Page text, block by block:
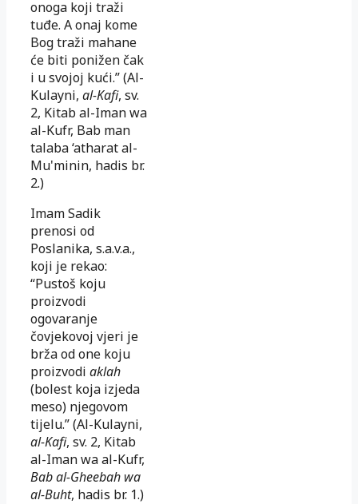
onoga koji traži
tuđe. A onaj kome
Bog traži mahane
će biti ponižen čak
i u svojoj kući.” (Al-
Kulayni, al-Kafi, sv.
2, Kitab al-Iman wa
al-Kufr, Bab man
talaba ‘atharat al-
Mu'minin, hadis br.
2.)
Imam Sadik
prenosi od
Poslanika, s.a.v.a.,
koji je rekao:
“Pustoš koju
proizvodi
ogovaranje
čovjekovoj vjeri je
brža od one koju
proizvodi aklah
(bolest koja izjeda
meso) njegovom
tijelu.” (Al-Kulayni,
al-Kafi, sv. 2, Kitab
al-Iman wa al-Kufr,
Bab al-Gheebah wa
al-Buht, hadis br. 1.)